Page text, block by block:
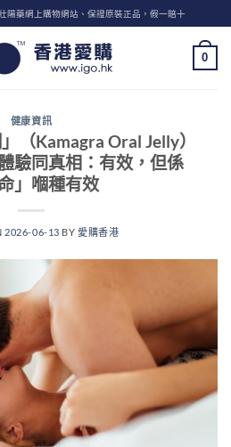
陽藥網上購物網站、保證原裝正品，假一賠十
0
健康資訊
（Kamagra Oral Jelly）
驗同真相：有效，但係
命」嗰種有效
2026-06-13 BY愛購香港